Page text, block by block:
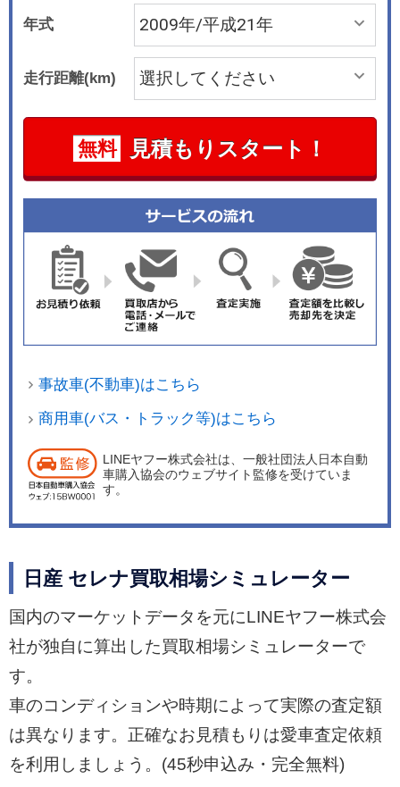
年6月にはエアロパーツを装着したスポーティな
ハイウェースターを追加設定。2007年12月のマイ
ナーチェンジでは内外装のデザインを変更したほ
か、装備の充実化、ハイウェースターの足回りの
変更などを実施した。2009年4月には4WD車のC
VT制御を変更して燃費を向上させた。
年式
走行距離(km)
無料 見積もりスタート！
事故車(不動車)はこちら
商用車(バス・トラック等)はこちら
LINEヤフー株式会社は、一般社団法人日本自動
車購入協会のウェブサイト監修を受けていま
す。
日産 セレナ買取相場シミュレーター
国内のマーケットデータを元にLINEヤフー株式会
社が独自に算出した買取相場シミュレーターで
す。
車のコンディションや時期によって実際の査定額
は異なります。正確なお見積もりは愛車査定依頼
を利用しましょう。(45秒申込み・完全無料)